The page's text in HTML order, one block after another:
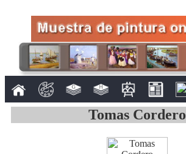
Tomas Cordero